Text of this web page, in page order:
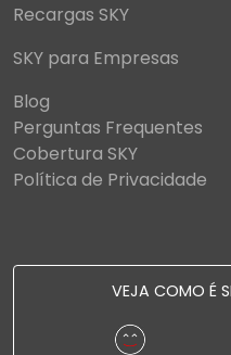
Recargas SKY
SKY para Empresas
Blog
Perguntas Frequentes
Cobertura SKY
Política de Privacidade
VEJA COMO É